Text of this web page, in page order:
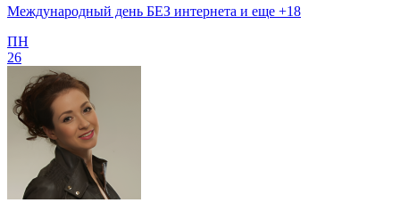
Международный день БЕЗ интернета и еще +18
ПН
26